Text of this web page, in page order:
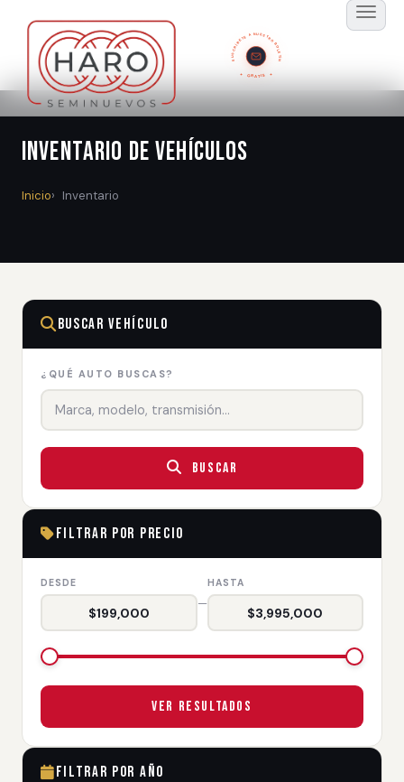
SUSCRÍBETE A NUESTRO BOLETÍN
GRATIS
Inventario de Vehículos
Inicio Inventario
Buscar Vehículo
¿QUÉ AUTO BUSCAS?
Buscar
Filtrar por Precio
DESDE
$199,000
—
HASTA
$3,995,000
Ver Resultados
Filtrar por Año